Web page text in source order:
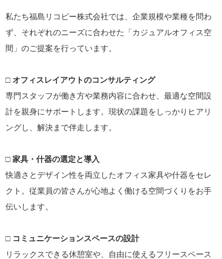
私たち福島リコピー株式会社では、企業規模や業種を問わ
ず、それぞれのニーズに合わせた「カジュアルオフィス空
間」のご提案を行っています。
□ オフィスレイアウトのコンサルティング
専門スタッフが働き方や業務内容に合わせ、最適な空間設
計を親身にサポートします。現状の課題をしっかりヒアリ
ングし、解決まで伴走します。
□ 家具・什器の選定と導入
快適さとデザイン性を両立したオフィス家具や什器をセレ
クト。従業員の皆さんが心地よく働ける空間づくりをお手
伝いします。
□ コミュニケーションスペースの設計
リラックスできる休憩室や、自由に使えるフリースペース